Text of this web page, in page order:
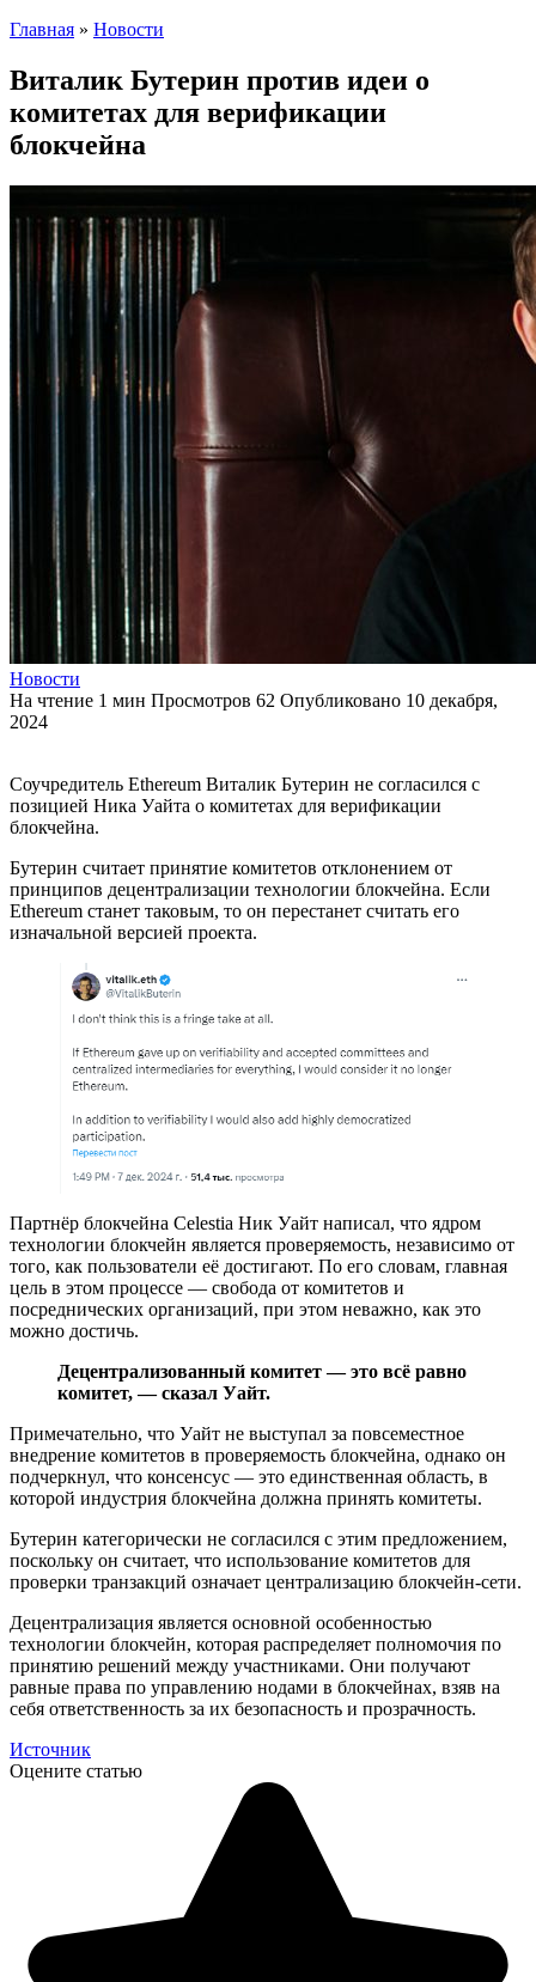
Главная » Новости
Виталик Бутерин против идеи о
комитетах для верификации
блокчейна
Новости
На чтение 1 мин Просмотров 62 Опубликовано 10 декабря,
2024
Соучредитель Ethereum Виталик Бутерин не согласился с
позицией Ника Уайта о комитетах для верификации
блокчейна.
Бутерин считает принятие комитетов отклонением от
принципов децентрализации технологии блокчейна. Если
Ethereum станет таковым, то он перестанет считать его
изначальной версией проекта.
Партнёр блокчейна Celestia Ник Уайт написал, что ядром
технологии блокчейн является проверяемость, независимо от
того, как пользователи её достигают. По его словам, главная
цель в этом процессе — свобода от комитетов и
посреднических организаций, при этом неважно, как это
можно достичь.
Децентрализованный комитет — это всё равно
комитет, — сказал Уайт.
Примечательно, что Уайт не выступал за повсеместное
внедрение комитетов в проверяемость блокчейна, однако он
подчеркнул, что консенсус — это единственная область, в
которой индустрия блокчейна должна принять комитеты.
Бутерин категорически не согласился с этим предложением,
поскольку он считает, что использование комитетов для
проверки транзакций означает централизацию блокчейн-сети.
Децентрализация является основной особенностью
технологии блокчейн, которая распределяет полномочия по
принятию решений между участниками. Они получают
равные права по управлению нодами в блокчейнах, взяв на
себя ответственность за их безопасность и прозрачность.
Источник
Оцените статью